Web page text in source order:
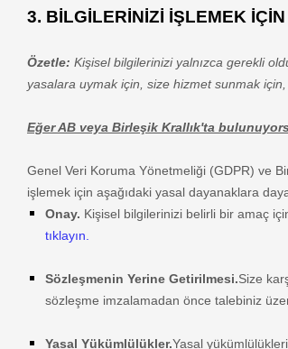
3. BİLGİLERİNİZİ İŞLEMEK
Özetle: Kişisel bilgilerinizi yalnızca gerekli
yasalara uymak için, size hizmet sunmak
Eğer AB veya Birleşik Krallık'ta
Genel Veri Koruma Yönetmeliği (GDPR) ve
işlemek için aşağıdaki yasal dayanaklara
Onay. Kişisel bilgilerinizi belirli bir amaç
tıklayın.
Sözleşmenin Yerine Getirilmesi.Size
sözleşme imzalamadan önce talebiniz
Yasal Yükümlülükler.Yasal